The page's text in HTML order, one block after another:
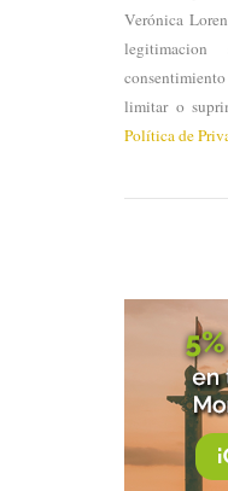
Verónica
limitar o
Política de